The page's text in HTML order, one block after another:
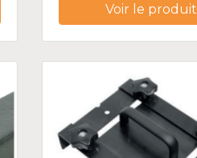
Voir le produit